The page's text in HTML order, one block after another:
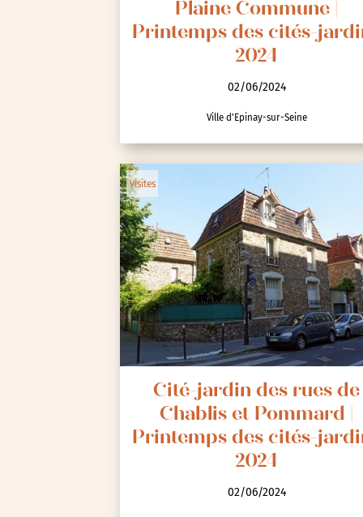
Plaine Commune |
Printemps des cités-
2024
02/06/2024
Ville d'Epinay-sur-Seine
Visites
Cité-jardin des rues de
Chablis et Pommard |
Printemps des cités-
2024
02/06/2024